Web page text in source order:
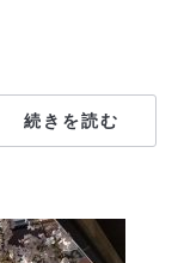
続きを読む